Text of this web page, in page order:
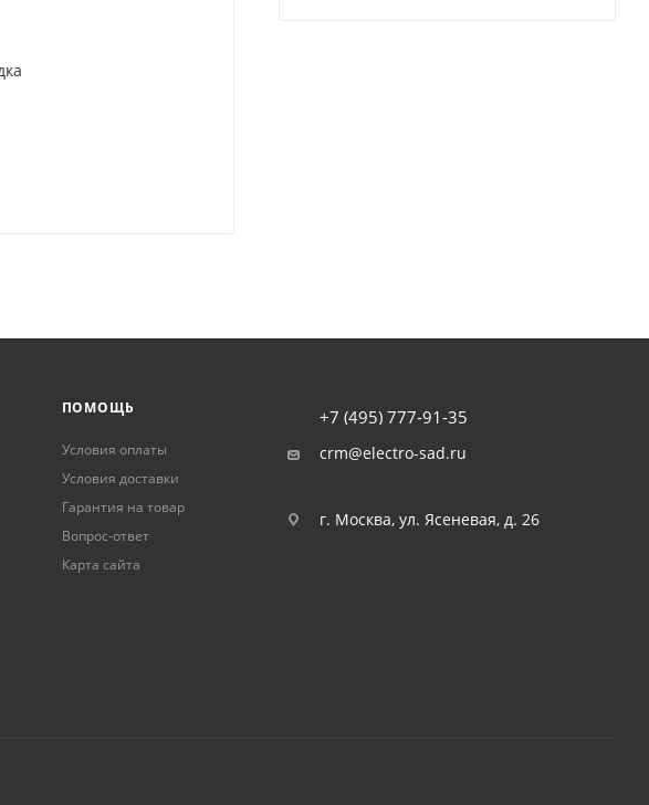
ПОМОЩЬ
Условия оплаты
Условия доставки
Гарантия на товар
Вопрос-ответ
Карта сайта
+7 (495) 777-91-35
crm@electro-sad.ru
г. Москва, ул. Ясеневая, д. 26